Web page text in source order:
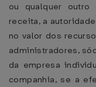
ou qualquer
receita, a
no valor dos
administradores,
da empresa
companhia, se a